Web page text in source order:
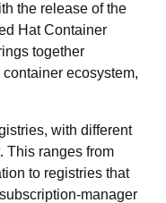
the release of the
Hat Container
together
ecosystem,
with different
This ranges from
to registries that
manager